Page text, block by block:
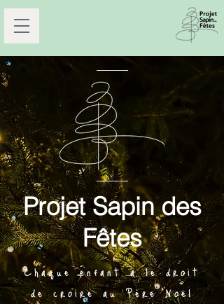
Projet Sapin des
Fêtes
Chaque enfant a le droit
de croire au Père Noël